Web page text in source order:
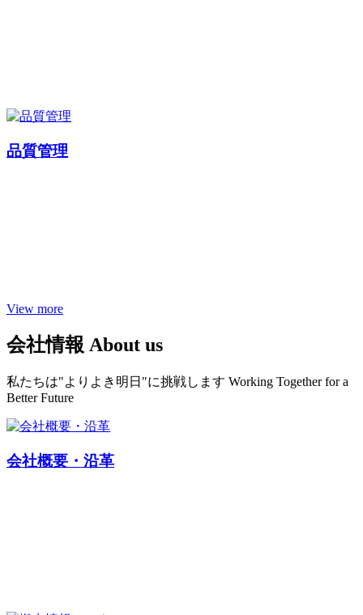
品質管理
View more
会社情報 About us
私たちは"よりよき明日"に挑戦します Working Together for a
Better Future
会社概要・沿革